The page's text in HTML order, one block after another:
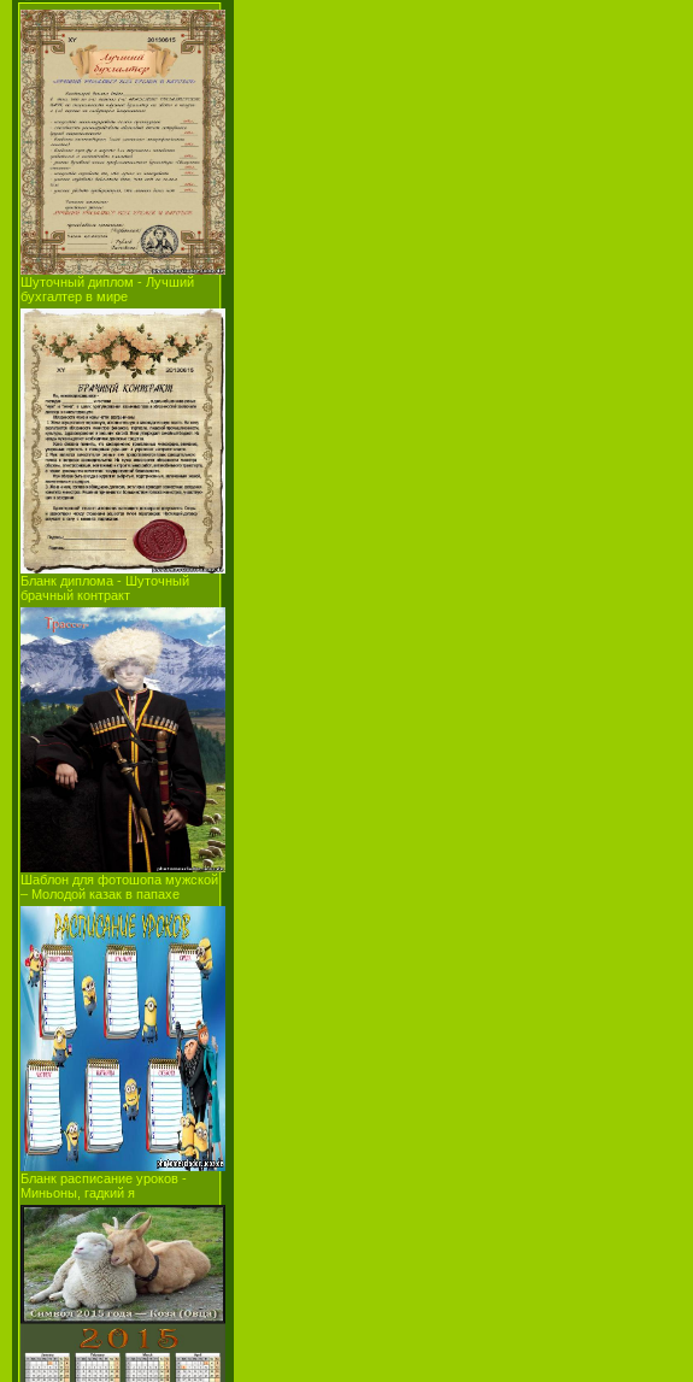
Шуточный диплом - Лучший
бухгалтер в мире
Бланк диплома - Шуточный
брачный контракт
Шаблон для фотошопа мужской
– Молодой казак в папахе
Бланк расписание уроков -
Миньоны, гадкий я